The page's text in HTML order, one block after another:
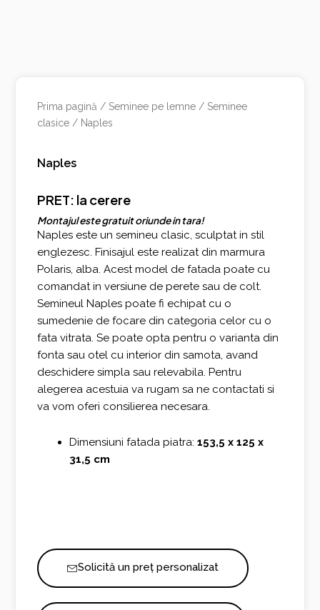
Prima pagină / Seminee pe lemne / Seminee
clasice / Naples
Naples
PRET: la cerere
Montajul este gratuit oriunde in tara!
Naples este un semineu clasic, sculptat in stil
englezesc. Finisajul este realizat din marmura
Polaris, alba. Acest model de fatada poate cu
comandat in versiune de perete sau de colt.
Semineul Naples poate fi echipat cu o
sumedenie de focare din categoria celor cu o
fata vitrata. Se poate opta pentru o varianta din
fonta sau otel cu interior din samota, avand
deschidere simpla sau relevabila. Pentru
alegerea acestuia va rugam sa ne contactati si
va vom oferi consilierea necesara.
Dimensiuni fatada piatra:153,5 x 125 x
31,5 cm
Solicită un preț personalizat